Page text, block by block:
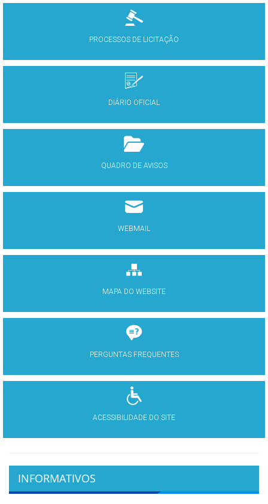
PROCESSOS DE LICITAÇÃO
DIÁRIO OFICIAL
QUADRO DE AVISOS
WEBMAIL
MAPA DO WEBSITE
PERGUNTAS FREQUENTES
ACESSIBILIDADE DO SITE
INFORMATIVOS